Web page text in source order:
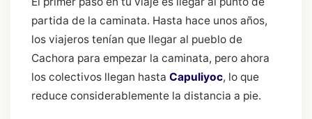
partida de la caminata. Hasta hace unos años,
los viajeros tenían que llegar al pueblo de
Cachora para empezar la caminata, pero ahora
los colectivos llegan hasta Capuliyoc, lo que
reduce considerablemente la distancia a pie.